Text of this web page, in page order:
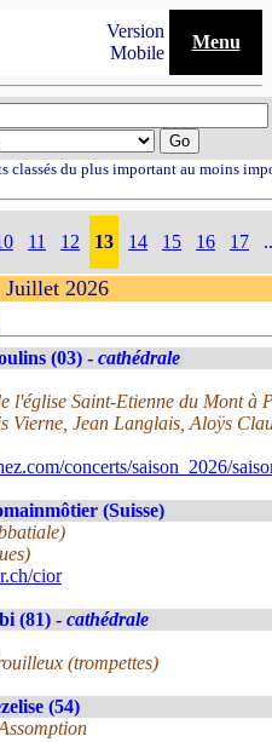
Version
Mobile
Menu
classés du plus important au moins
11 12 13 14 15 16 17
Juillet 2026
(03) - cathédrale
l'église Saint-Etienne du Mont à
Vierne, Jean Langlais, Aloÿs
concerts/saison_2026/
(Suisse)
cior
(81) - cathédrale
(trompettes)
(54)